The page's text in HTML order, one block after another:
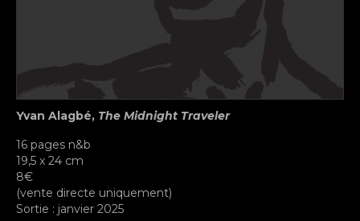
Yvan Alagbé, The Midnight Traveler
16 pages n&b
19,5 x 24 cm
8€
(vente directe uniquement)
Sortie : janvier 2025